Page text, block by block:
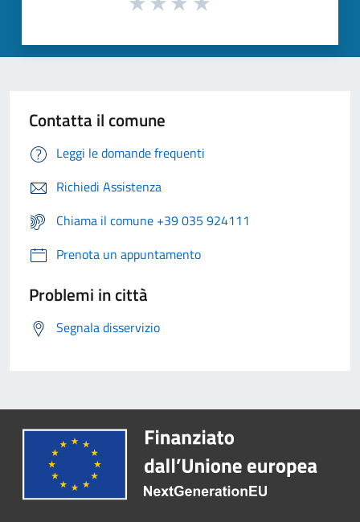
Contatta il comune
Leggi le domande frequenti
Richiedi Assistenza
Chiama il comune +39 035 924111
Prenota un appuntamento
Problemi in città
Segnala disservizio